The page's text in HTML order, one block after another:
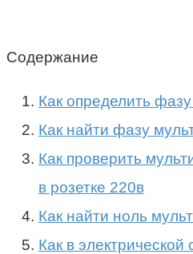
Содержание
Как определить
Как найти фазу
Как проверить
в розетке 220в
Как найти ноль
Как в